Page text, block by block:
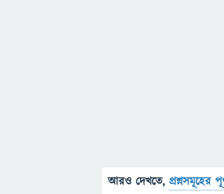
আরও দেখতে, প্রশ্নসমূহের